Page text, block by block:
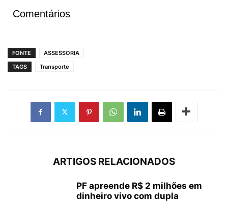
Comentários
FONTE
ASSESSORIA
TAGS
Transporte
ARTIGOS RELACIONADOS
PF apreende R$ 2 milhões em
dinheiro vivo com dupla